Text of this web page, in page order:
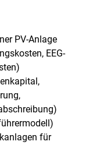
PV-Anlage
EEG-
für